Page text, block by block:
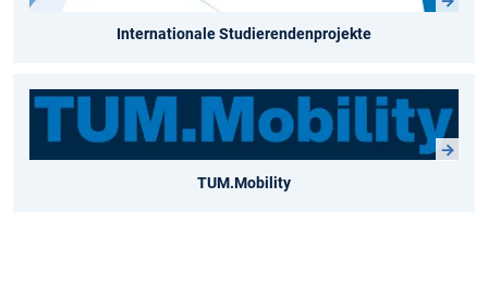
Internationale Studierendenprojekte
TUM.Mobility